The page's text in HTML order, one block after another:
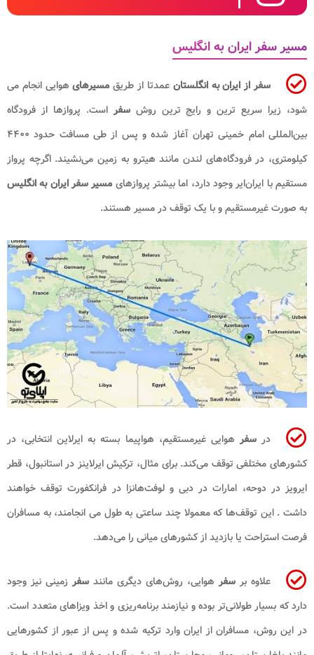
مسیر سفر ایران به انگلیس
سفر از ایران به انگلستان عمدتا از طریق مسیرهایهوایی انجام می
شود، زیرا سریع ترین و رایج ترین روشسفراست. پروازها از فرودگاه
بین‌المللی امام خمینی تهران آغاز شده و پس از طی مسافت حدود ۴۴۰۰
کیلومتری، در فرودگاه‌های لندن مانند هیترو به زمین می‌نشیند. اگرچه پرواز
مستقیم با ایران‌ایر وجود دارد، اما بیشتر پروازهای مسیر سفر ایران به انگلیس
به صورت غیرمستقیم و با یک توقف در مسیر هستند.
درسفر هوایی غیرمستقیم، هواپیما بسته به ایرلاین انتخابی، در
کشورهای مختلفی توقف می‌کند. برای مثال، ترکیش ایرلاینز در استانبول، قطر
ایرویز در دوحه، امارات در دبی و لوفت‌هانزا در فرانکفورت توقف خواهند
داشت . این توقف‌ها که معمولا چند ساعتی به طول می‌ انجامند، به مسافران
فرصت استراحت یا بازدید از کشورهای میانی را می‌دهد.
علاوه بر سفر هوایی، روش‌های دیگری مانند سفرزمینی نیز وجود
دارد که بسیار طولانی‌تر بوده و نیازمند برنامه‌ریزی و اخذ ویزاهای متعدد است.
در این روش، مسافران از ایران وارد ترکیه شده و پس از عبور از کشورهایی